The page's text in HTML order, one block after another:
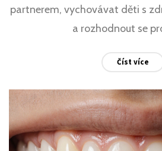
partnerem, vychovávat děti s
a rozhodnout se
Číst více